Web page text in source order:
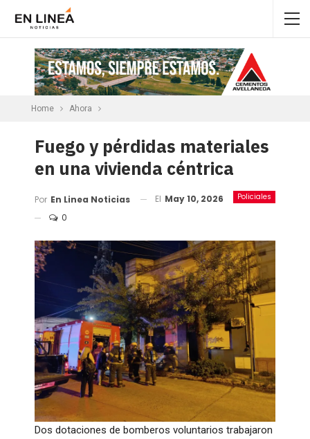
Home Ahora
Fuego y pérdidas materiales
en una vivienda céntrica
Policiales
Por En Linea Noticias El May 10, 2026
0
​Dos dotaciones de bomberos voluntarios trabajaron